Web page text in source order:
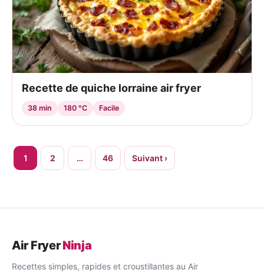
Recette de quiche lorraine air fryer
38 min 180 °C Facile
Pagination
publications
1 2 … 46 Suivant ›
Air FryerNinja
Recettes simples, rapides et croustillantes au Air